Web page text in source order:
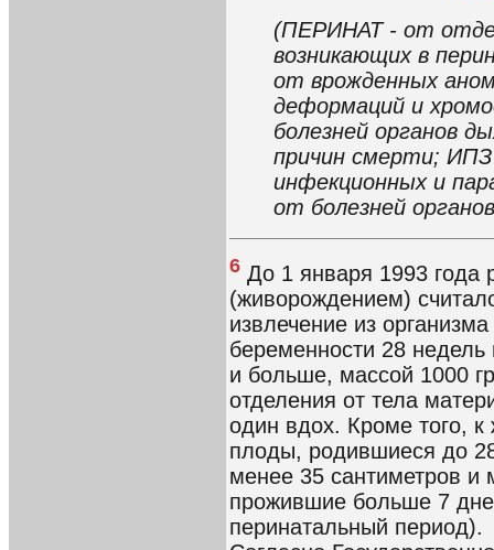
(ПЕРИНАТ - от
возникающих в
от врожденных
деформаций и
болезней органов
причин смерти;
инфекционных и
от болезней
6 До 1 января 1993 года
(живорождением)
извлечение из
беременности 28
и больше, массой 1000
отделения от тела
один вдох. Кроме того,
плоды, родившиеся до
менее 35 сантиметров и
прожившие больше 7
перинатальный период).